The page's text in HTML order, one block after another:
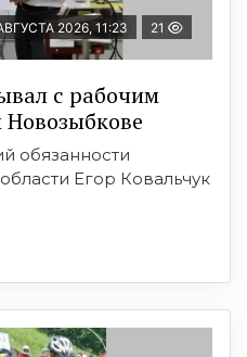
2026, 11:23 21
с рабочим
Новозыбкове
обязанности
Егор Ковальчук